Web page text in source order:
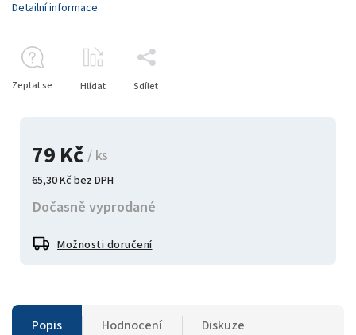
79 Kč/ ks
65,30 Kč bez DPH
Dočasně vyprodané
Možnosti doručení
Detailní informace
Zeptat se Hlídat Sdílet
Popis Hodnocení Diskuze